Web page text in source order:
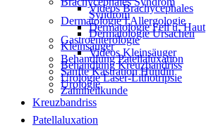
Videos Brachycephales
Syndrom
Dermatologie I Allergologie
Dermatologie Fell u. Haut
Dermatologie Ursachen
Gastroenterologie
Kleinsäuger
Videos Kleinsäuger
Behandlung Patellaluxation
Behandlung Kreuzbandriss
Sanfte Kastration Hündin
Urologie Laser-Lithotripsie
Urologie
Zahnheilkunde
Kreuzbandriss
Patellaluxation